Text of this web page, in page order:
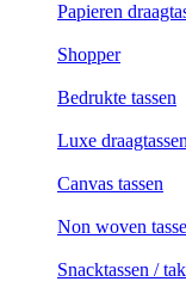
Papieren
Shopper
Bedrukte tassen
Luxe draagtassen
Canvas tassen
Non woven
Snacktassen /